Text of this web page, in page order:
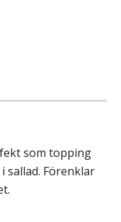
som topping
sallad. Förenklar